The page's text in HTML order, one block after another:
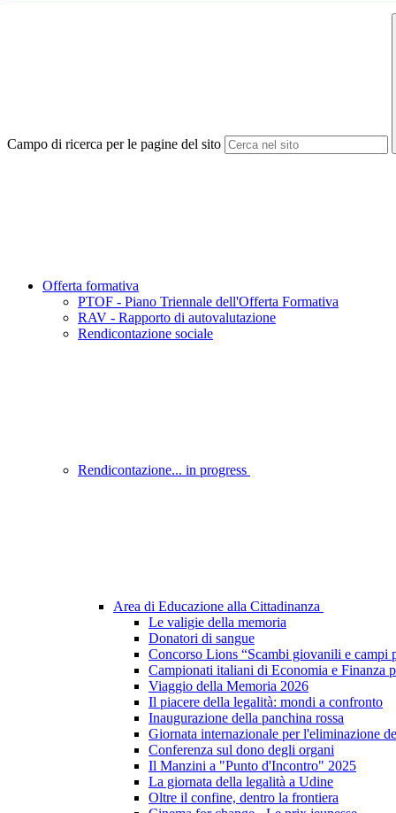
Campo di ricerca per le pagine del sito
Offerta formativa
PTOF - Piano Triennale dell'Offerta Formativa
RAV - Rapporto di autovalutazione
Rendicontazione sociale
Rendicontazione... in progress
Area di Educazione alla Cittadinanza
Le valigie della memoria
Donatori di sangue
Concorso Lions “Scambi giovanili e campi
Campionati italiani di Economia e Finanza
Viaggio della Memoria 2026
Il piacere della legalità: mondi a confronto
Inaugurazione della panchina rossa
Giornata internazionale per l'eliminazione
Conferenza sul dono degli organi
Il Manzini a "Punto d'Incontro" 2025
La giornata della legalità a Udine
Oltre il confine, dentro la frontiera